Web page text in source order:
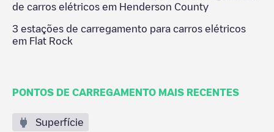
de carros elétricos em Henderson County
3 estações de carregamento para carros elétricos
em Flat Rock
PONTOS DE CARREGAMENTO MAIS RECENTES
Superfície